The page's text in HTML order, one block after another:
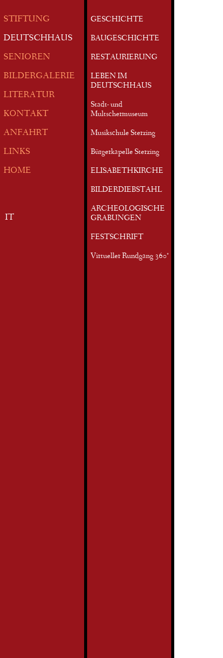
STIFTUNG
DEUTSCHHAUS
SENIOREN
BILDERGALERIE
LITERATUR
KONTAKT
ANFAHRT
LINKS
HOME
IT
GESCHICHTE
BAUGESCHICHTE
RESTAURIERUNG
LEBEN IM
DEUTSCHHAUS
Stadt- und
Multschermuseum
Musikschule Sterzing
Bürgerkapelle Sterzing
ELISABETHKIRCHE
BILDERDIEBSTAHL
ARCHEOLOGISCHE
GRABUNGEN
FESTSCHRIFT
Virtueller Rundgang 360°